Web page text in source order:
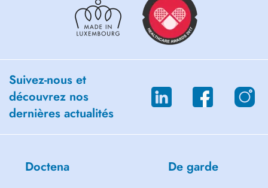
Suivez-nous et
découvrez nos
dernières actualités
Doctena De garde